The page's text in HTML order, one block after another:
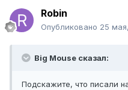
Robin
Опубликовано 25
Big Mouse сказал:
Подскажите, что писали